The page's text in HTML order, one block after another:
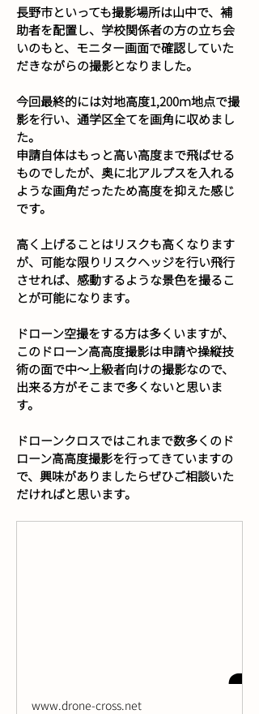
長野市といっても撮影場所は山中で、補
助者を配置し、学校関係者の方の立ち会
いのもと、モニター画面で確認していた
だきながらの撮影となりました。
今回最終的には対地高度1,200ｍ地点で撮
影を行い、通学区全てを画角に収めまし
た。
申請自体はもっと高い高度まで飛ばせる
ものでしたが、奥に北アルプスを入れる
ような画角だったため高度を抑えた感じ
です。
高く上げることはリスクも高くなります
が、可能な限りリスクヘッジを行い飛行
させれば、感動するような景色を撮るこ
とが可能になります。
ドローン空撮をする方は多くいますが、
このドローン高高度撮影は申請や操縦技
術の面で中～上級者向けの撮影なので、
出来る方がそこまで多くないと思いま
す。
ドローンクロスではこれまで数多くのド
ローン高高度撮影を行ってきていますの
で、興味がありましたらぜひご相談いた
だければと思います。
www.drone-cross.net